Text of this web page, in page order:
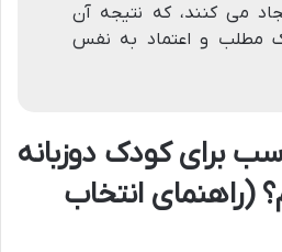
می کنند، که نتیجه آن
مطلب و اعتماد به نفس
برای کودک دوزبانه
(راهنمای انتخاب